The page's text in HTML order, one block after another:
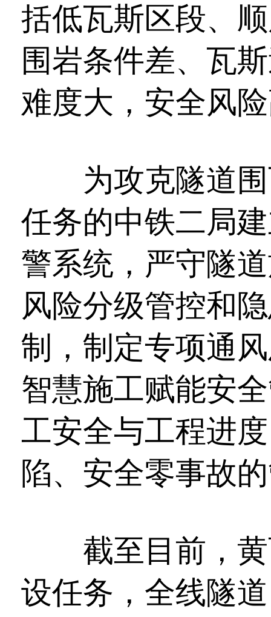
括低瓦斯区段、
围岩条件差、瓦
难度大，安全风
为攻克隧道围
任务的中铁二局
警系统，严守隧
风险分级管控和
制，制定专项通
智慧施工赋能安
工安全与工程进
陷、安全零事故
截至目前，黄
设任务，全线隧